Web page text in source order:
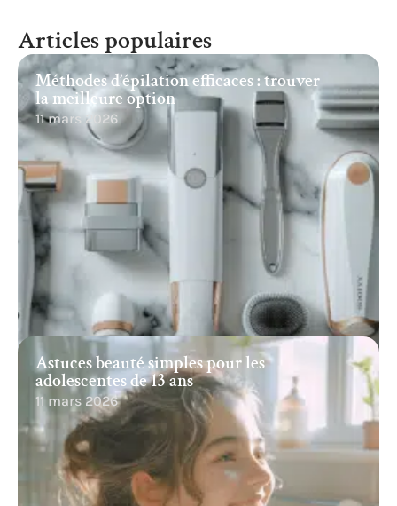
Articles populaires
Méthodes d’épilation efficaces : trouver
la meilleure option
11 mars 2026
Astuces beauté simples pour les
adolescentes de 13 ans
11 mars 2026